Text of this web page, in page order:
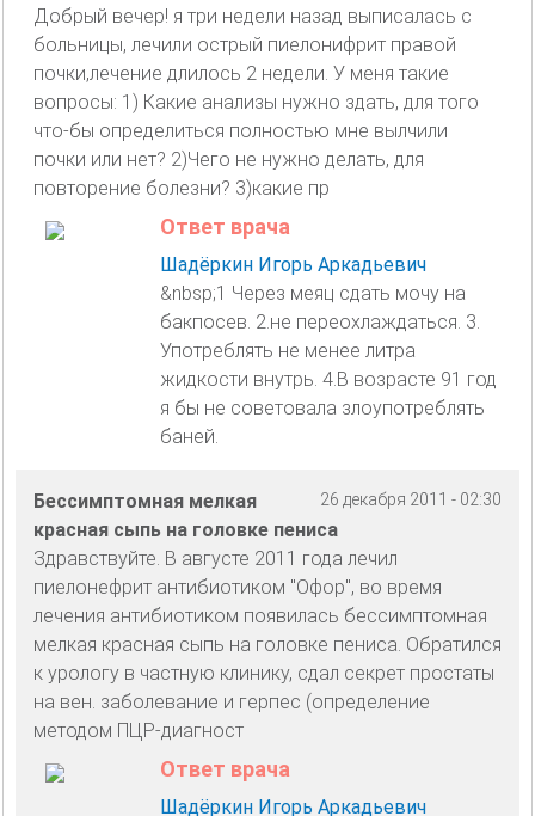
Добрый вечер! я три недели назад выписалась с
больницы, лечили острый пиелонифрит правой
почки,лечение длилось 2 недели. У меня такие
вопросы: 1) Какие анализы нужно здать, для того
что-бы определиться полностью мне вылчили
почки или нет? 2)Чего не нужно делать, для
повторение болезни? 3)какие пр
Ответ врача
Шадёркин Игорь Аркадьевич
&nbsp;1 Через меяц сдать мочу на
бакпосев. 2.не переохлаждаться. 3.
Употреблять не менее литра
жидкости внутрь. 4.В возрасте 91 год
я бы не советовала злоупотреблять
баней.
26 декабря 2011 - 02:30
Бессимптомная мелкая
красная сыпь на головке пениса
Здравствуйте. В августе 2011 года лечил
пиелонефрит антибиотиком "Офор", во время
лечения антибиотиком появилась бессимптомная
мелкая красная сыпь на головке пениса. Обратился
к урологу в частную клинику, сдал секрет простаты
на вен. заболевание и герпес (определение
методом ПЦР-диагност
Ответ врача
Шадёркин Игорь Аркадьевич